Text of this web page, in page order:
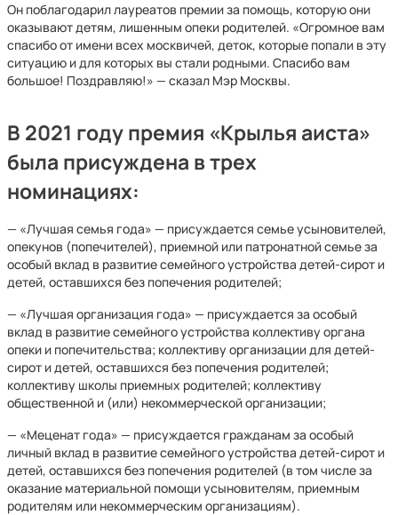
Он поблагодарил лауреатов премии за помощь, которую они
оказывают детям, лишенным опеки родителей. «Огромное вам
спасибо от имени всех москвичей, деток, которые попали в эту
ситуацию и для которых вы стали родными. Спасибо вам
большое! Поздравляю!» — сказал Мэр Москвы.
В 2021 году премия «Крылья аиста»
была присуждена в трех
номинациях:
— «Лучшая семья года» — присуждается семье усыновителей,
опекунов (попечителей), приемной или патронатной семье за
особый вклад в развитие семейного устройства детей-сирот и
детей, оставшихся без попечения родителей;
— «Лучшая организация года» — присуждается за особый
вклад в развитие семейного устройства коллективу органа
опеки и попечительства; коллективу организации для детей-
сирот и детей, оставшихся без попечения родителей;
коллективу школы приемных родителей; коллективу
общественной и (или) некоммерческой организации;
— «Меценат года» — присуждается гражданам за особый
личный вклад в развитие семейного устройства детей-сирот и
детей, оставшихся без попечения родителей (в том числе за
оказание материальной помощи усыновителям, приемным
родителям или некоммерческим организациям).